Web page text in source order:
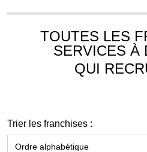
TOUTES LES
SERVICES À
QUI
Trier les franchises :